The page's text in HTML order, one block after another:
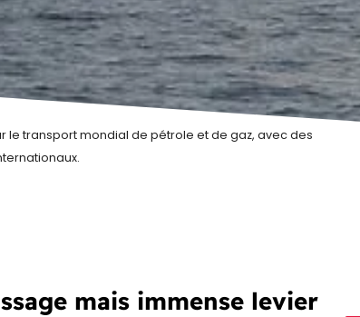
le transport mondial de pétrole et de gaz, avec des
mais immense levier